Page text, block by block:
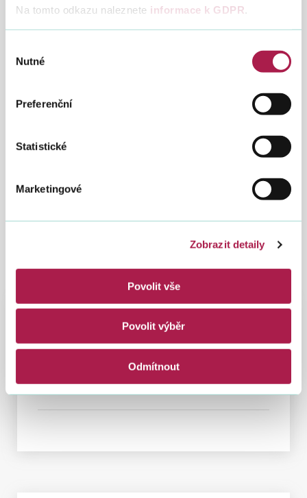
Na tomto odkazu naleznete informace k GDPR.
souhlasu
Nutné
Preferenční
Statistické
Marketingové
Zobrazit detaily
Povolit vše
Povolit výběr
Odmítnout
Spadá pod
Finanční úřad pro hlavní město